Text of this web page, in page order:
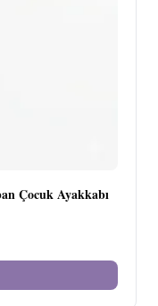
Çocuk Ayakkabı